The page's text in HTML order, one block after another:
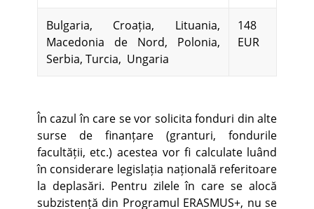
Bulgaria, Croația, Lituania,
Macedonia de Nord, Polonia,
Serbia, Turcia, Ungaria
148
EUR
În cazul în care se vor solicita fonduri din alte
surse de finanțare (granturi, fondurile
facultății, etc.) acestea vor fi calculate luând
în considerare legislația națională referitoare
la deplasări. Pentru zilele în care se alocă
subzistență din Programul ERASMUS+, nu se